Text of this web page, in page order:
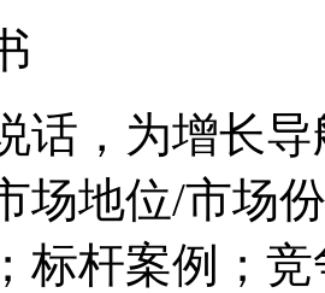
话，为增长导
场地位/市场
标杆案例；